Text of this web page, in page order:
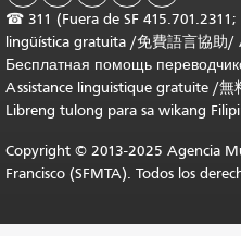
☎ 311 (Fuera de SF
lingüística gratuita /免費語言協助/
Бесплатная помощь
Assistance linguistique gratuite /無
Libreng tulong para sa wikang
Copyright © 2013-2025 Agencia
Francisco (SFMTA). Todos los